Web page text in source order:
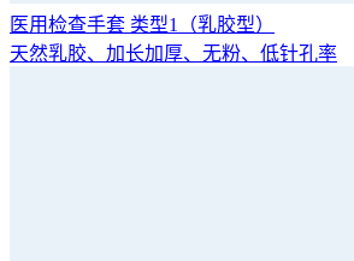
医用检查手套 类型1（乳胶型）
天然乳胶、加长加厚、无粉、低针孔率